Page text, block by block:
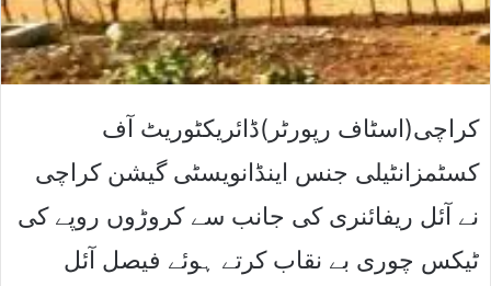
کراچی(اسٹاف رپورٹر)ڈائریکٹوریٹ آف
کسٹمزانٹیلی جنس اینڈانویسٹی گیشن کراچی
نے آئل ریفائنری کی جانب سے کروڑوں روپے کی
ٹیکس چوری بے نقاب کرتے ہوئے فیصل آئل